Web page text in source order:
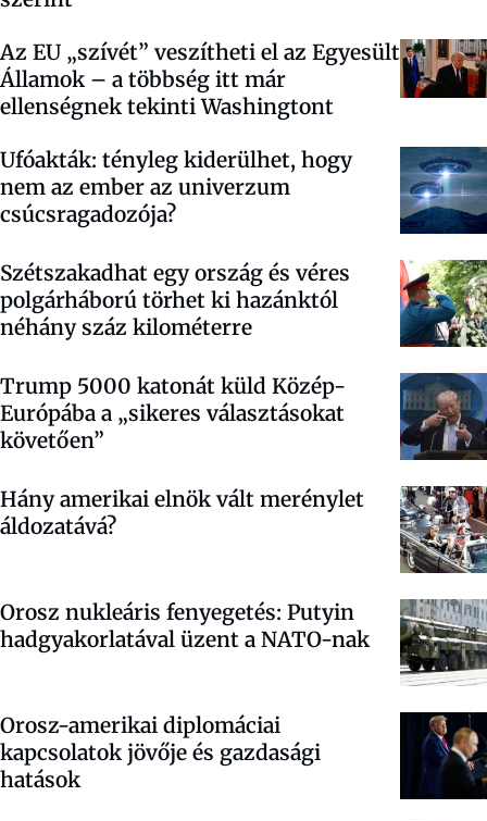
Az EU „szívét” veszítheti el az Egyesült
Államok – a többség itt már
ellenségnek tekinti Washingtont
Ufóakták: tényleg kiderülhet, hogy
nem az ember az univerzum
csúcsragadozója?
Szétszakadhat egy ország és véres
polgárháború törhet ki hazánktól
néhány száz kilométerre
Trump 5000 katonát küld Közép-
Európába a „sikeres választásokat
követően”
Hány amerikai elnök vált merénylet
áldozatává?
Orosz nukleáris fenyegetés: Putyin
hadgyakorlatával üzent a NATO-nak
Orosz-amerikai diplomáciai
kapcsolatok jövője és gazdasági
hatások